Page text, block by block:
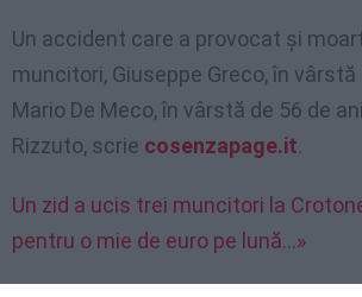
Un accident care a provocat și
muncitori, Giuseppe Greco, în vârstă
Mario De Meco, în vârstă de 56 de
Rizzuto, scrie cosenzapage.it.
Un zid a ucis trei muncitori la
pentru o mie de euro pe lună…»